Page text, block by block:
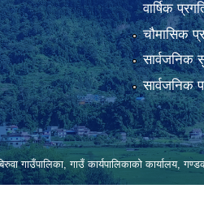
वार्षिक
चौमासिक
सार्वजनिक
सार्वजनिक
गाउँपालिका, गाउँ कार्यपालिकाको कार्यालय,